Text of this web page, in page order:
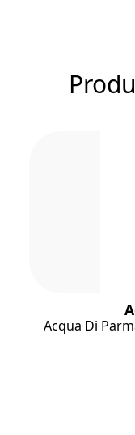
Acqua Di